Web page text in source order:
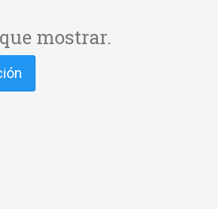
mostrar.